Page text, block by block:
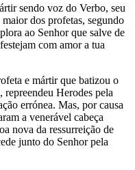
sendo voz do Verbo, seu
dos profetas, segundo
ao Senhor que salve de
com amor a tua
e mártir que batizou o
repreendeu Herodes pela
errónea. Mas, por causa
a venerável cabeça
nova da ressurreição de
junto do Senhor pela